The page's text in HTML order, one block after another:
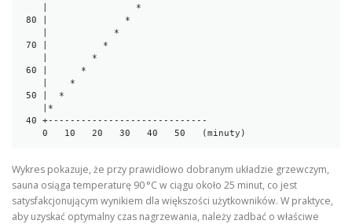
80 |              *
70 |          *
60 |      *
50 |  *
40 +-----------------------------
Wykres pokazuje, że przy prawidłowo dobranym układzie grzewczym,
sauna osiąga temperaturę 90 °C w ciągu około 25 minut, co jest
satysfakcjonującym wynikiem dla większości użytkowników. W praktyce,
aby uzyskać optymalny czas nagrzewania, należy zadbać o właściwe